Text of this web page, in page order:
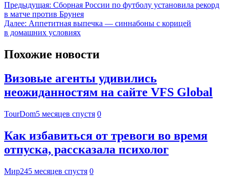
Предыдущая: Сборная России по футболу установила рекорд
в матче против Брунея
Далее: Аппетитная выпечка — синнабоны с корицей
в домашних условиях
Похожие новости
Визовые агенты удивились
неожиданностям на сайте VFS Global
TourDom5 месяцев спустя 0
Как избавиться от тревоги во время
отпуска, рассказала психолог
Мир245 месяцев спустя 0